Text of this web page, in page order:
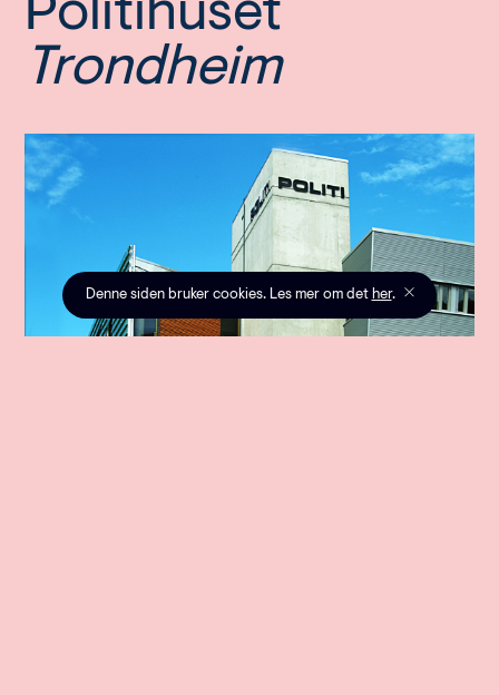
Politihuset
Trondheim
Denne siden bruker cookies. Les mer om det her.